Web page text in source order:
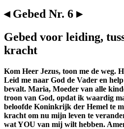
◂ Gebed Nr. 6 ▸
Gebed voor leiding,
kracht
Kom Heer Jezus, toon me de weg.
Leid me naar God de Vader en
bevalt. Maria, Moeder van alle
troon van God, opdat ik waardig
beloofde Koninkrijk der Hemel te
kracht om nu mijn leven te
wat YOU van mij wilt hebben.